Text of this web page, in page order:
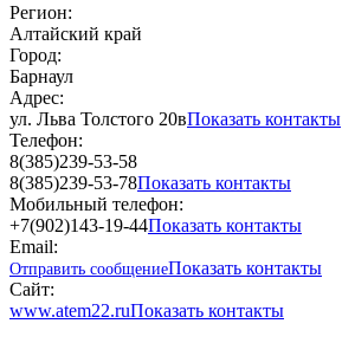
Регион:
Алтайский край
Город:
Барнаул
Адрес:
ул. Льва Толстого 20вПоказать контакты
Телефон:
8(385)239-53-58
8(385)239-53-78Показать контакты
Мобильный телефон:
+7(902)143-19-44Показать контакты
Email:
Отправить сообщениеПоказать контакты
Сайт:
www.atem22.ruПоказать контакты